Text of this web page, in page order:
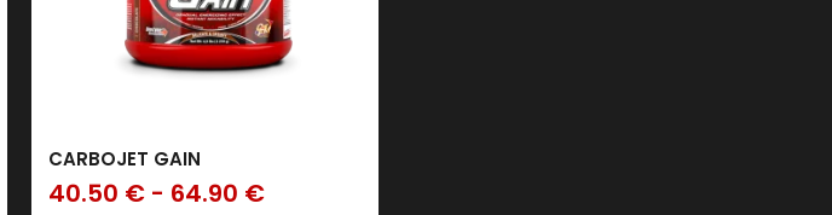
CARBOJET GAIN
40.50 € - 64.90 €